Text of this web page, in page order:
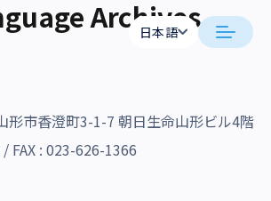
日本語
English
日本語
English
Archives
形市香澄町3-1-7 朝日生命山形ビル4階
FAX : 023-626-1366